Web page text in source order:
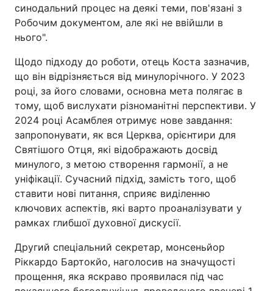
синодальний процес на деякі теми, пов'язані з
Робочим документом, але які не ввійшли в
нього".
Щодо підходу до роботи, отець Коста зазначив,
що він відрізняється від минулорічного. У 2023
році, за його словами, основна мета полягає в
тому, щоб вислухати різноманітні перспективи. У
2024 році Асамблея отримує нове завдання:
запропонувати, як вся Церква, орієнтири для
Святішого Отця, які відображають досвід
минулого, з метою створення гармонії, а не
уніфікації. Сучасний підхід, замість того, щоб
ставити нові питання, сприяє виділенню
ключових аспектів, які варто проаналізувати у
рамках глибшої духовної дискусії.
Другий спеціальний секретар, монсеньйор
Ріккардо Бартокйо, наголосив на значущості
прощення, яка яскраво проявилася під час